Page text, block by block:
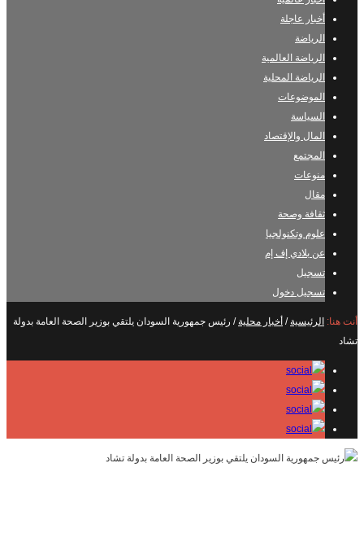
أخبار عاجلة
الرياضة
الرياضة العالمية
الرياضة المحلية
الموضوعات
السياسة
المال والإقتصاد
المجتمع
منوعات
مقال
ثقافة وصحة
علوم وتكنولجيا
عن بلادي إف إم
تسجيل
تسجيل دخول
أنت هنا: الرئيسية / أخبار محلية / رئيس جمهورية السودان يلتقي بوزير الصحة العامة بدولة
تشاد